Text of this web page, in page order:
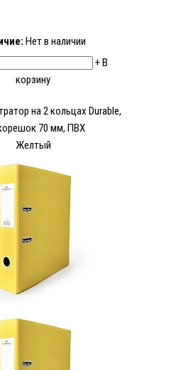
Нет в наличии
+В
корзину
на 2 кольцах Durable,
70 мм, ПВХ
Желтый